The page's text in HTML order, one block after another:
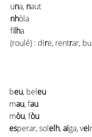
una, naut
nhòla
filha
(roulé) : dire, rentrar, bu
beu, beleu
mau, fau
mòu, fòu
esperar, solelh,aiga, vei